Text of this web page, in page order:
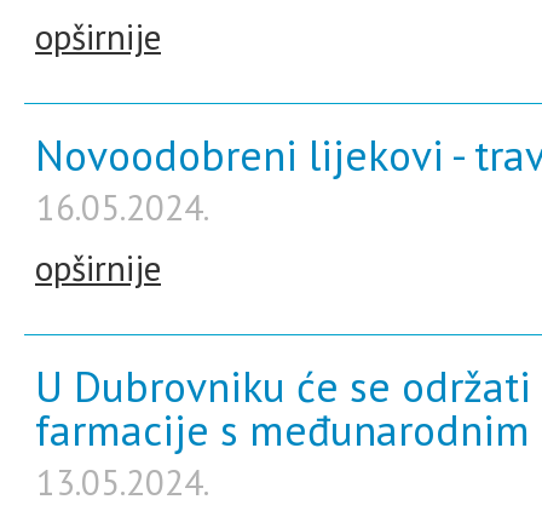
opširnije
Novoodobreni lijekovi -
16.05.2024.
opširnije
U Dubrovniku će se
farmacije s
13.05.2024.